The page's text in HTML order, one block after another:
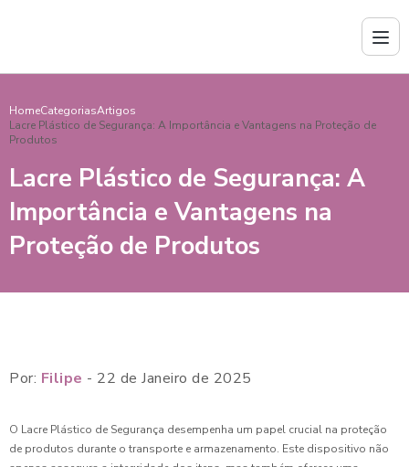
HomeCategoriasArtigos
Lacre Plástico de Segurança: A Importância e Vantagens na Proteção de
Produtos
Lacre Plástico de Segurança: A
Importância e Vantagens na
Proteção de Produtos
Por: Filipe - 22 de Janeiro de 2025
O Lacre Plástico de Segurança desempenha um papel crucial na proteção
de produtos durante o transporte e armazenamento. Este dispositivo não